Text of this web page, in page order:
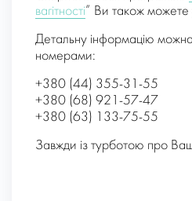
вагітності” Ви також можете
Детальну інформацію
номерами:
+380 (44) 355-31-55
+380 (68) 921-57-47
+380 (63) 133-75-55
Завжди із турботою про